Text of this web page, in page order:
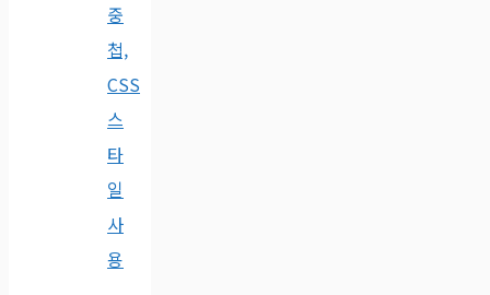
중
첩,
CSS
스
타
일
사
용